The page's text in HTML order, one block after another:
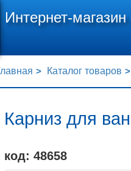
Интернет-
Каталог товаров
Карниз для
код: 48658